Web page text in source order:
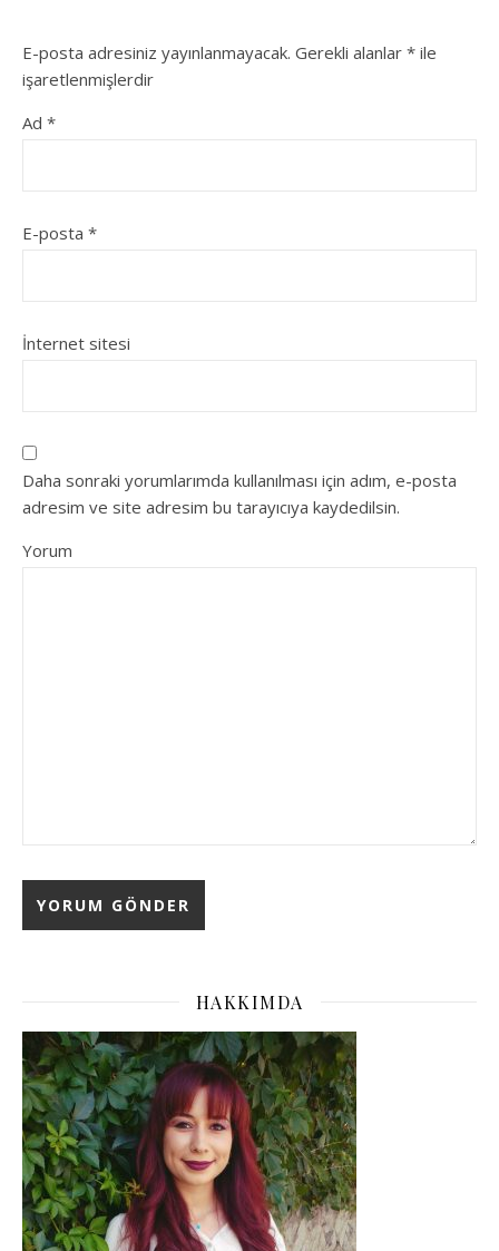
E-posta adresiniz yayınlanmayacak. Gerekli alanlar * ile
işaretlenmişlerdir
Ad *
E-posta *
İnternet sitesi
Daha sonraki yorumlarımda kullanılması için adım, e-posta
adresim ve site adresim bu tarayıcıya kaydedilsin.
Yorum
HAKKIMDA